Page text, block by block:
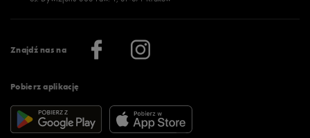
Znajdź nas na
Pobierz aplikację
Regulamin sklepu 50 style
Regulamin aplikacji 50 style
Więcej regulaminów >
Praca
Informacje o firmie